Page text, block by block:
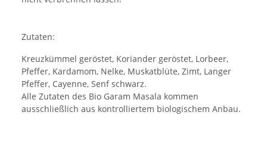
Zutaten:
Kreuzkümmel geröstet, Koriander geröstet, Lorbeer,
Pfeffer, Kardamom, Nelke, Muskatblüte, Zimt, Langer
Pfeffer, Cayenne, Senf schwarz.
Alle Zutaten des Bio Garam Masala kommen
ausschließlich aus kontrolliertem biologischem Anbau.